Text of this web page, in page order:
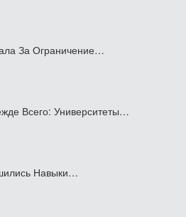
За Ограничение…
Всего: Университеты…
Навыки…